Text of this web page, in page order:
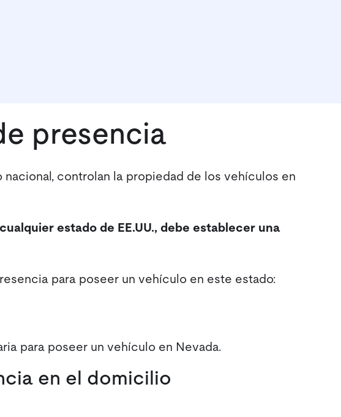
presencia
nacional, controlan la propiedad de los vehículos en
estado de EE.UU., debe establecer una
para poseer un vehículo en este estado:
para poseer un vehículo en Nevada.
en el domicilio